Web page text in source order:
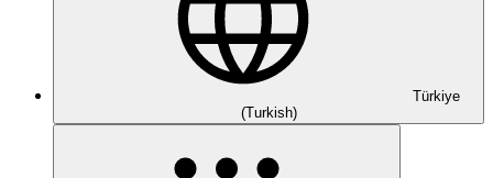
Türkiye
(Turkish)